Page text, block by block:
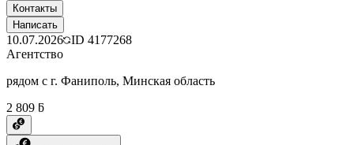
Контакты
Написать
10.07.2026 ID 4177268
Агентство
рядом с г. Фаниполь, Минская область
2 809 ƃ